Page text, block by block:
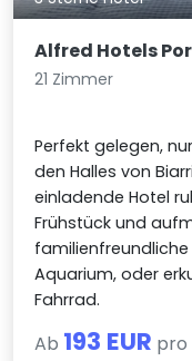
Alfred Hotels
21 Zimmer
Perfekt gelegen,
den Halles von
einladende Hotel
Frühstück und
Aquarium, oder
Fahrrad.
Ab 193 EUR pro